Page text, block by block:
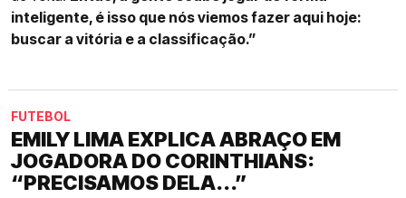
inteligente, é isso que nós viemos fazer aqui hoje:
buscar a vitória e a classificação.”
FUTEBOL
EMILY LIMA EXPLICA ABRAÇO EM
JOGADORA DO CORINTHIANS:
“PRECISAMOS DELA...”